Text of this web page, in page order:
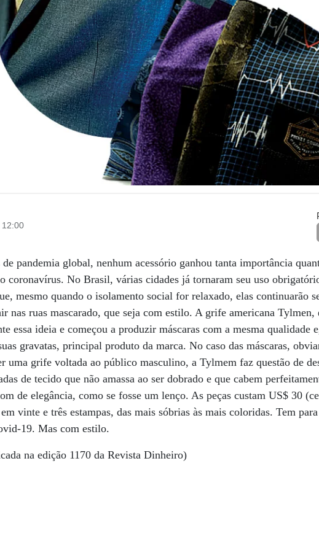
pandemia global, nenhum acessório ganhou tanta importância
coronavírus. No Brasil, várias cidades já tornaram seu uso
mesmo quando o isolamento social for relaxado, elas continuarão
nas ruas mascarado, que seja com estilo. A grife americana
essa ideia e começou a produzir máscaras com a mesma qualidade
gravatas, principal produto da marca. No caso das máscaras,
uma grife voltada ao público masculino, a Tylmem faz questão de
de tecido que não amassa ao ser dobrado e que cabem
de elegância, como se fosse um lenço. As peças custam US$ 30
vinte e três estampas, das mais sóbrias às mais coloridas. Tem
19. Mas com estilo.
na edição 1170 da Revista Dinheiro)